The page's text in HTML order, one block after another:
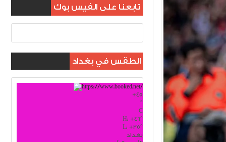
تابعنا على الفيس بوك
الطقس في بغداد
+45
°
C
H: +46°
L: +35°
بغداد